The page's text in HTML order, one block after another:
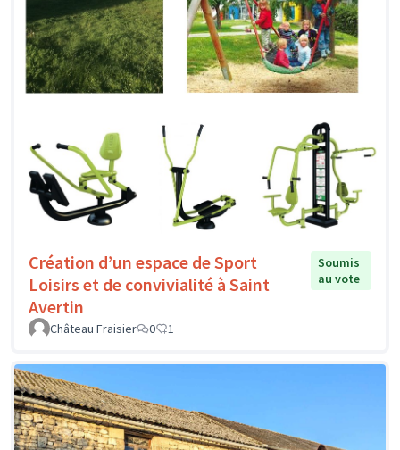
Création d’un espace de Sport
Loisirs et de convivialité à Saint
Avertin
Soumis
au vote
Château Fraisier 0 1